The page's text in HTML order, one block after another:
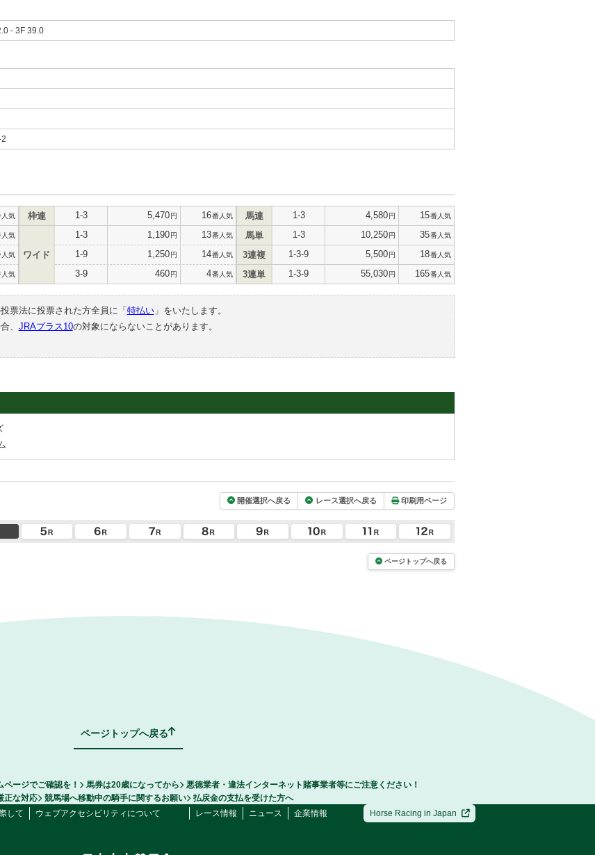
- 3F 39.0
人気
人気
人気
人気
枠連 1-3 5,470円 16番人気
ワイド
1-3 1,190円 13番人気
1-9 1,250円 14番人気
3-9 460円 4番人気
馬連 1-3 4,580円 15番人気
馬単 1-3 10,250円 35番人気
3連複 1-3-9 5,500円 18番人気
3連単 1-3-9 55,030円 165番人気
票法に投票された方全員に「 特払い」をいたします。
、 JRAプラス10の対象にならないことがあります。
開催選択へ戻る レース選択へ戻る 印刷用ページ
ページトップへ戻る
ページトップへ戻る
ージでご確認を！ 馬券は20歳になってから
悪徳業者・違法インターネット賭事業者等にご注意ください！
正な対応
競馬場へ移動中の騎手に関するお願い
払戻金の支払を受けた方へ
して ウェブアクセシビリティについて レース情報 ニュース 企業情報 Horse Racing in Japan